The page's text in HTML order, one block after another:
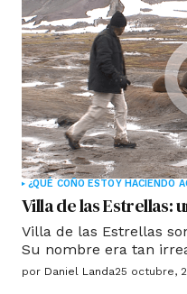
¿QUÉ COÑO ESTOY HACIENDO
Villa de las Estrellas:
Villa de las Estrellas
Su nombre era tan
se había instalado y
por Daniel Landa25 octubre,